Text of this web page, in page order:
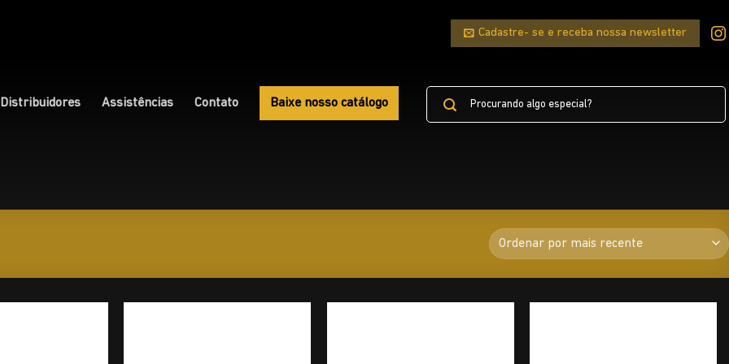
Cadastre- se e receba nossa newsletter
Distribuidores Assistências Contato Baixe nosso catálogo
Pesquisar